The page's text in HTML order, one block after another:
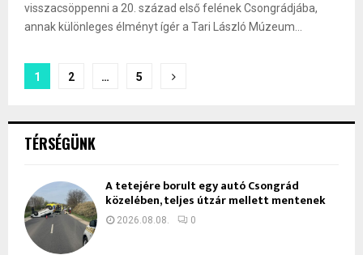
visszacsöppenni a 20. század első felének Csongrádjába,
annak különleges élményt ígér a Tari László Múzeum...
Bejegyzések
1 2 … 5
TÉRSÉGÜNK
A tetejére borult egy autó Csongrád
közelében, teljes útzár mellett mentenek
2026.08.08. 0